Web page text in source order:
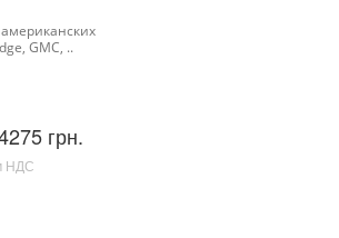
GMC, ..
грн.
НДС